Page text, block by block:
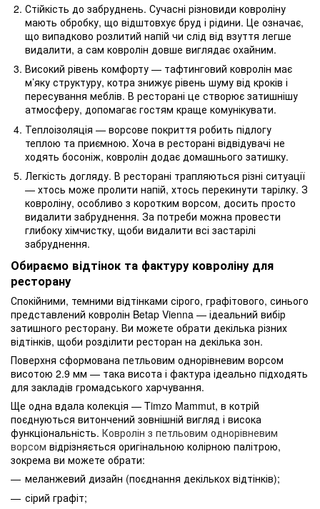
Стійкість до забруднень. Сучасні різновиди ковроліну
мають обробку, що відштовхує бруд і рідини. Це означає,
що випадково розлитий напій чи слід від взуття легше
видалити, а сам ковролін довше виглядає охайним.
Високий рівень комфорту — тафтинговий ковролін має
м’яку структуру, котра знижує рівень шуму від кроків і
пересування меблів. В ресторані це створює затишнішу
атмосферу, допомагає гостям краще комунікувати.
Теплоізоляція — ворсове покриття робить підлогу
теплою та приємною. Хоча в ресторані відвідувачі не
ходять босоніж, ковролін додає домашнього затишку.
Легкість догляду. В ресторані трапляються різні ситуації
— хтось може пролити напій, хтось перекинути тарілку. З
ковроліну, особливо з коротким ворсом, досить просто
видалити забруднення. За потреби можна провести
глибоку хімчистку, щоби видалити всі застарілі
забруднення.
Обираємо відтінок та фактуру ковроліну для
ресторану
Спокійними, темними відтінками сірого, графітового, синього
представлений ковролін Betap Vienna — ідеальний вибір
затишного ресторану. Ви можете обрати декілька різних
відтінків, щоби розділити ресторан на декілька зон.
Поверхня сформована петльовим однорівневим ворсом
висотою 2.9 мм — така висота і фактура ідеально підходять
для закладів громадського харчування.
Ще одна вдала колекція — Timzo Mammut, в котрій
поєднуються витончений зовнішній вигляд і висока
функціональність. Ковролін з петльовим однорівневим
ворсом відрізняється оригінальною колірною палітрою,
зокрема ви можете обрати:
меланжевий дизайн (поєднання декількох відтінків);
сірий графіт;